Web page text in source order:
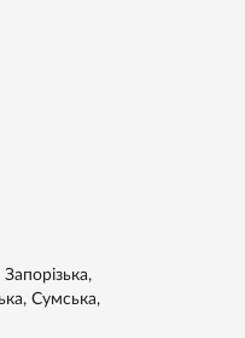
Сумська,